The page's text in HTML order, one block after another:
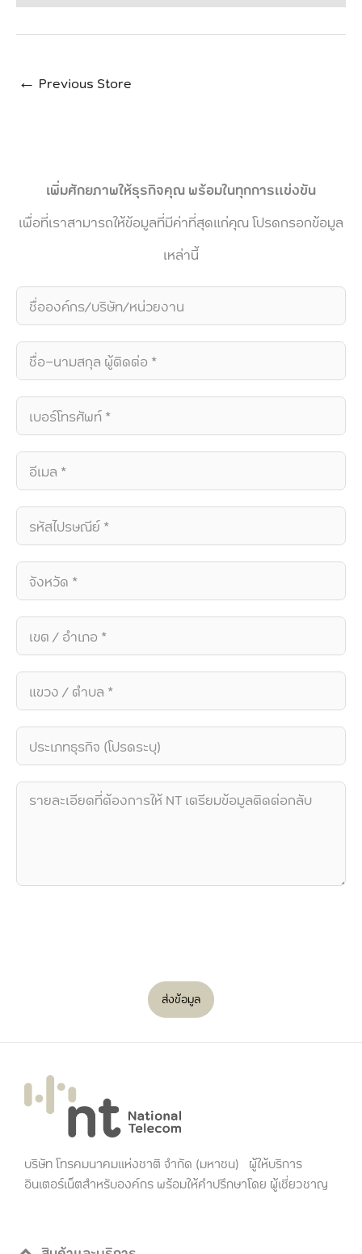
← Previous Store
เพิ่มศักยภาพให้ธุรกิจคุณ พร้อมในทุกการแข่งขัน
เพื่อที่เราสามารถให้ข้อมูลที่มีค่าที่สุดแก่คุณ โปรดกรอกข้อมูล
เหล่านี้
ส่งข้อมูล
บริษัท โทรคมนาคมแห่งชาติ จำกัด (มหาชน) ผู้ให้บริการ
อินเตอร์เน็ตสำหรับองค์กร พร้อมให้คำปรึกษาโดย ผู้เชี่ยวชาญ